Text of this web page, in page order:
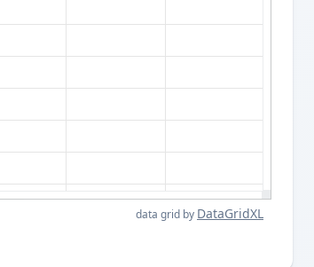
data grid by DataGridXL